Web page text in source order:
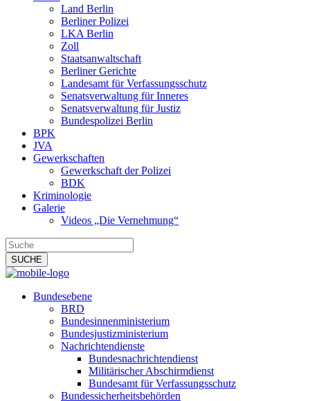
Land Berlin
Berliner Polizei
LKA Berlin
Zoll
Staatsanwaltschaft
Berliner Gerichte
Landesamt für Verfassungsschutz
Senatsverwaltung für Inneres
Senatsverwaltung für Justiz
Bundespolizei Berlin
BPK
JVA
Gewerkschaften
Gewerkschaft der Polizei
BDK
Kriminologie
Galerie
Videos „Die Vernehmung“
Bundesebene
BRD
Bundesinnenministerium
Bundesjustizministerium
Nachrichtendienste
Bundesnachrichtendienst
Militärischer Abschirmdienst
Bundesamt für Verfassungsschutz
Bundessicherheitsbehörden